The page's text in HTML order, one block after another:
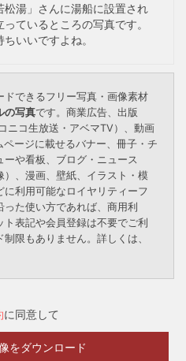
松湯」さんに湯船に設置され
ているところの写真です。
いいですよね。
できるフリー写真・画像素材
の写真です。商業広告、出版
ニコ生放送・アベマTV）、動画
ージに載せるバナー、冊子・チ
や看板、ブログ・ニュース
）、漫画、壁紙、イラスト・模
利用可能なロイヤリティーフ
った使い方であれば、商用利
表記や会員登録は不要でご利
限もありません。詳しくは、
に同意して
をダウンロード